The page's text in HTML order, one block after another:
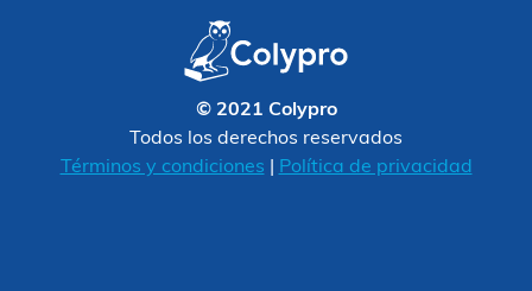
© 2021 Colypro
Todos los derechos reservados
Términos y condiciones
Política de privacidad